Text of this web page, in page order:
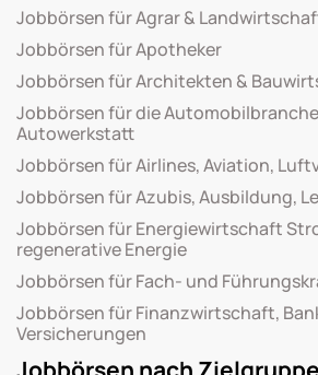
Jobbörsen für Agrar &
Jobbörsen für Apotheker
Jobbörsen für Architekten &
Jobbörsen für die
Autowerkstatt
Jobbörsen für Airlines, Aviation,
Jobbörsen für Azubis, Ausbildung,
Jobbörsen für Energiewirtschaft
regenerative Energie
Jobbörsen für Fach- und
Jobbörsen für Finanzwirtschaft,
Versicherungen